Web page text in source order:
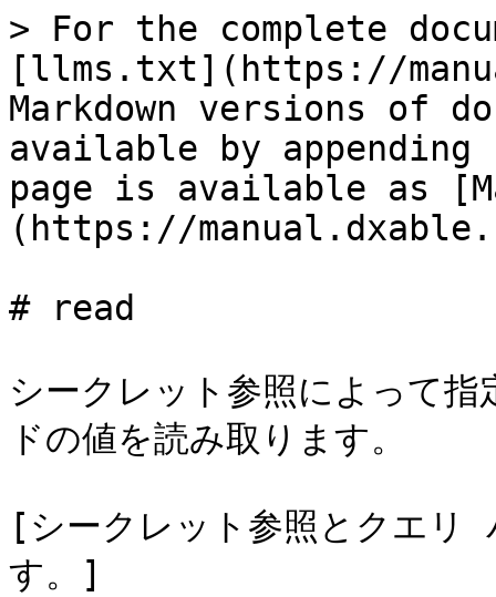
> For the complete
[llms.txt](https://
Markdown versions of
available by
page is available as
(https://
# read
シークレット参照によって
ドの値を読み取ります。
[シークレット参照とクエリ
す。]